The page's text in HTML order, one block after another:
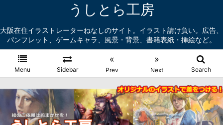
うしとら工房
大阪在住イラストレーターねなしのサイト。イラスト請け負い。広告、
パンフレット、ゲームキャラ、風景・背景、書籍表紙・挿絵など。
Menu Sidebar
«
Prev
»
Next Search